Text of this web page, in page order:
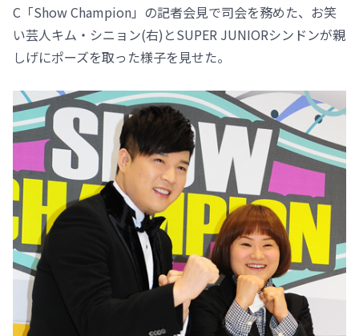
C「Show Champion」の記者会見で司会を務めた、お笑
い芸人キム・シニョン(右)とSUPER JUNIORシンドンが親
しげにポーズを取った様子を見せた。